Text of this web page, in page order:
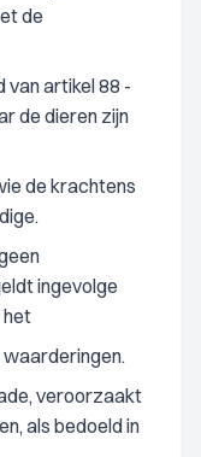
de
van artikel 88 -
de dieren zijn
de krachtens
ingevolge
het
waarderingen.
veroorzaakt
als bedoeld in